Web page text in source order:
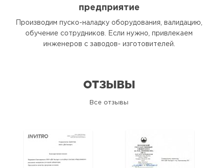
предприятие
Производим пуско-наладку оборудования, валидацию,
обучение сотрудников. Если нужно, привлекаем
инженеров с заводов- изготовителей.
ОТЗЫВЫ
Все отзывы